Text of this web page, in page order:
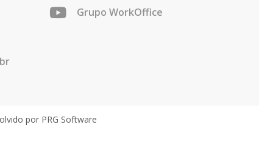
Grupo WorkOffice
por PRG Software